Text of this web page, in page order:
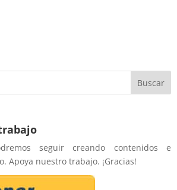
seguir creando contenidos e
Apoya nuestro trabajo. ¡Gracias!